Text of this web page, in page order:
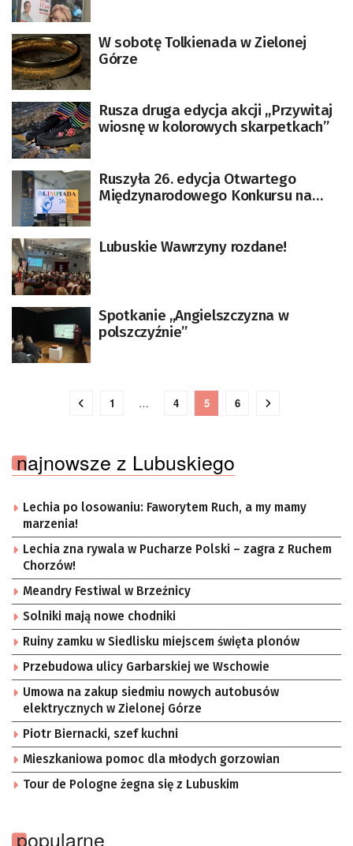
W sobotę Tolkienada w Zielonej
Górze
Rusza druga edycja akcji ,,Przywitaj
wiosnę w kolorowych skarpetkach”
Ruszyła 26. edycja Otwartego
Międzynarodowego Konkursu na
Lubuskie Wawrzyny rozdane!
Spotkanie ,,Angielszczyzna w
polszczyźnie”
1 … 4 5 6
najnowsze z Lubuskiego
Lechia po losowaniu: Faworytem Ruch, a my mamy
marzenia!
Lechia zna rywala w Pucharze Polski – zagra z Ruchem
Chorzów!
Meandry Festiwal w Brzeźnicy
Solniki mają nowe chodniki
Ruiny zamku w Siedlisku miejscem święta plonów
Przebudowa ulicy Garbarskiej we Wschowie
Umowa na zakup siedmiu nowych autobusów
elektrycznych w Zielonej Górze
Piotr Biernacki, szef kuchni
Mieszkaniowa pomoc dla młodych gorzowian
Tour de Pologne żegna się z Lubuskim
popularne